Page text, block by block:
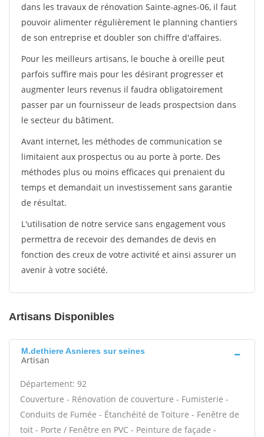
dans les travaux de rénovation Sainte-agnes-06, il faut
pouvoir alimenter régulièrement le planning chantiers
de son entreprise et doubler son chiffre d'affaires.
Pour les meilleurs artisans, le bouche à oreille peut
parfois suffire mais pour les désirant progresser et
augmenter leurs revenus il faudra obligatoirement
passer par un fournisseur de leads prospectsion dans
le secteur du bâtiment.
Avant internet, les méthodes de communication se
limitaient aux prospectus ou au porte à porte. Des
méthodes plus ou moins efficaces qui prenaient du
temps et demandait un investissement sans garantie
de résultat.
L'utilisation de notre service sans engagement vous
permettra de recevoir des demandes de devis en
fonction des creux de votre activité et ainsi assurer un
avenir à votre société.
Artisans Disponibles
M.dethiere Asnieres sur seines
Artisan
Département: 92
Couverture - Rénovation de couverture - Fumisterie -
Conduits de Fumée - Étanchéité de Toiture - Fenêtre de
toit - Porte / Fenêtre en PVC - Peinture de façade -